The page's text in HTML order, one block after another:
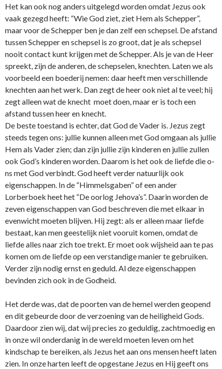
Het kan ook nog anders uitgelegd worden omdat Jezus ook
vaak gezegd heeft: “Wie God ziet, ziet Hem als Schepper”,
maar voor de Schepper ben je dan zelf een schepsel. De afstand
tussen Schepper en schepsel is zo groot, dat je als schepsel
nooit contact kunt krijgen met de Schepper. Als je van de Heer
spreekt, zijn de anderen, de schepselen, knechten. Laten we als
voorbeeld een boederij nemen: daar heeft men verschillende
knechten aan het werk. Dan zegt de heer ook niet al te veel; hij
zegt alleen wat de knecht moet doen, maar er is toch een
afstand tussen heer en knecht.
De beste toestand is echter, dat God de Vader is. Jezus zegt
steeds tegen o­ns: jullie kunnen alleen met God omgaan als jullie
Hem als Vader zien; dan zijn jullie zijn kinderen en jullie zullen
ook God’s kinderen worden. Daarom is het ook de liefde die o­
ns met God verbindt. God heeft verder natuurlijk ook
eigenschappen. In de “Himmelsgaben” of een ander
Lorberboek heet het “De oorlog Jehova’s”. Daarin worden de
zeven eigenschappen van God beschreven die met elkaar in
evenwicht moeten blijven. Hij zegt: als er alleen maar liefde
bestaat, kan men geestelijk niet vooruit komen, omdat de
liefde alles naar zich toe trekt. Er moet ook wijsheid aan te pas
komen om de liefde op een verstandige manier te gebruiken.
Verder zijn nodig ernst en geduld. Al deze eigenschappen
bevinden zich ook in de Godheid.
Het derde was, dat de poorten van de hemel werden geopend
en dit gebeurde door de verzoening van de heiligheid Gods.
Daardoor zien wij, dat wij precies zo geduldig, zachtmoedig en
in o­nze wil o­nderdanig in de wereld moeten leven om het
kindschap te bereiken, als Jezus het aan o­ns mensen heeft laten
zien. In o­nze harten leeft de opgestane Jezus en Hij geeft o­ns